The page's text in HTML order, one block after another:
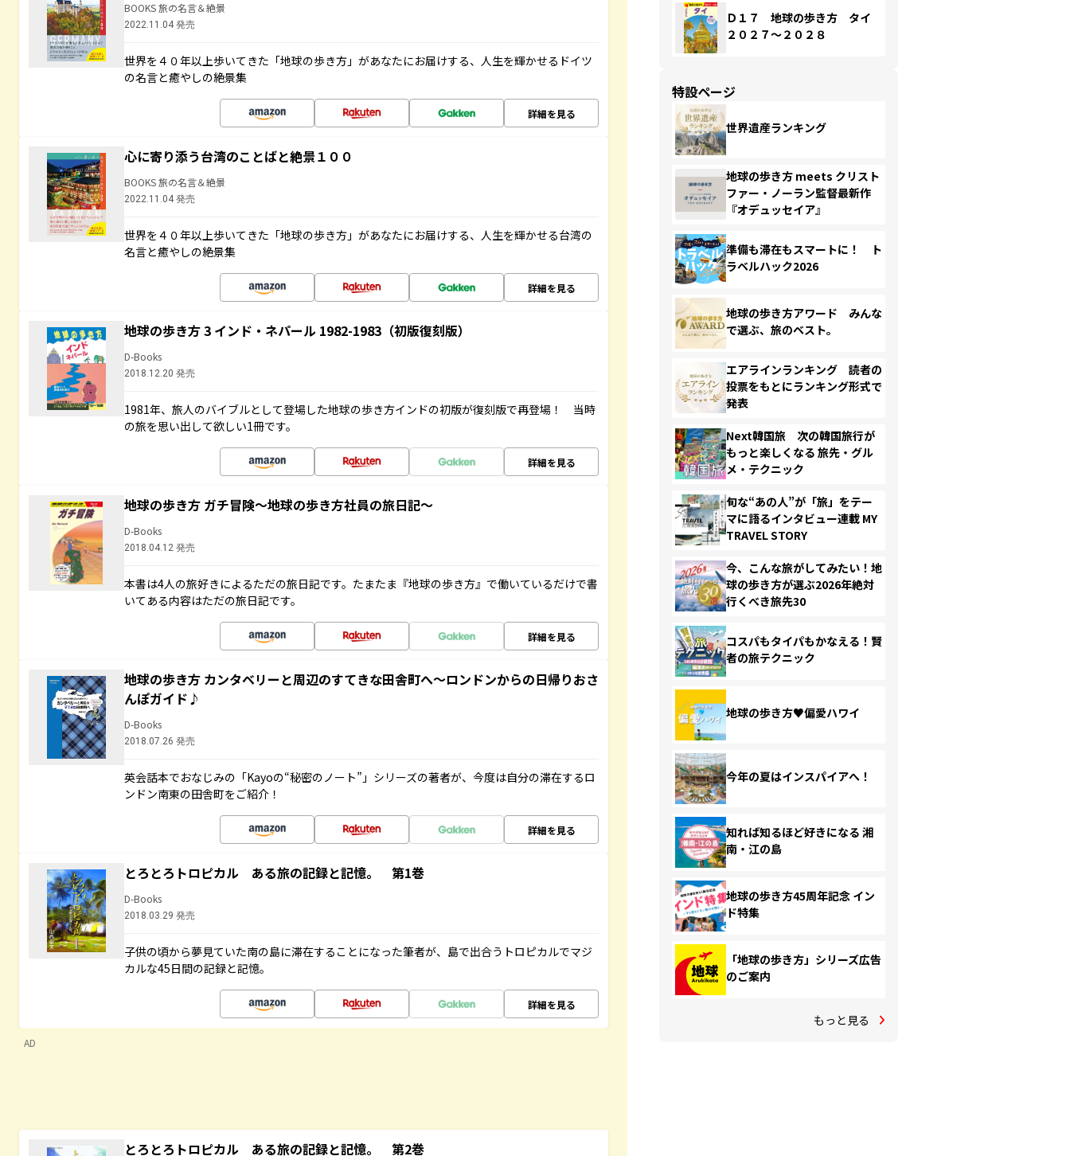
BOOKS 旅の名言＆絶景
2022.11.04 発売
世界を４０年以上歩いてきた「地球の歩き方」があなたにお届けする、人生を輝かせるドイツ
の名言と癒やしの絶景集
詳細を見る
心に寄り添う台湾のことばと絶景１００
BOOKS 旅の名言＆絶景
2022.11.04 発売
世界を４０年以上歩いてきた「地球の歩き方」があなたにお届けする、人生を輝かせる台湾の
名言と癒やしの絶景集
詳細を見る
地球の歩き方 3 インド・ネパール 1982-1983（初版復刻版）
D-Books
2018.12.20 発売
1981年、旅人のバイブルとして登場した地球の歩き方インドの初版が復刻版で再登場！ 当時
の旅を思い出して欲しい1冊です。
詳細を見る
地球の歩き方 ガチ冒険～地球の歩き方社員の旅日記～
D-Books
2018.04.12 発売
本書は4人の旅好きによるただの旅日記です。たまたま『地球の歩き方』で働いているだけで書
いてある内容はただの旅日記です。
詳細を見る
地球の歩き方 カンタベリーと周辺のすてきな田舎町へ～ロンドンからの日帰りおさ
んぽガイド♪
D-Books
2018.07.26 発売
英会話本でおなじみの「Kayoの“秘密のノート”」シリーズの著者が、今度は自分の滞在するロ
ンドン南東の田舎町をご紹介！
詳細を見る
とろとろトロピカル ある旅の記録と記憶。 第1巻
D-Books
2018.03.29 発売
子供の頃から夢見ていた南の島に滞在することになった筆者が、島で出合うトロピカルでマジ
カルな45日間の記録と記憶。
詳細を見る
AD
とろとろトロピカル ある旅の記録と記憶。 第2巻
Ｄ１７ 地球の歩き方 タイ
２０２７～２０２８
特設ページ
世界遺産ランキング
地球の歩き方 meets クリスト
ファー・ノーラン監督最新作
『オデュッセイア』
準備も滞在もスマートに！ ト
ラベルハック2026
地球の歩き方アワード みんな
で選ぶ、旅のベスト。
エアラインランキング 読者の
投票をもとにランキング形式で
発表
Next韓国旅 次の韓国旅行が
もっと楽しくなる 旅先・グル
メ・テクニック
旬な“あの人”が「旅」をテー
マに語るインタビュー連載 MY
TRAVEL STORY
今、こんな旅がしてみたい！地
球の歩き方が選ぶ2026年絶対
行くべき旅先30
コスパもタイパもかなえる！賢
者の旅テクニック
地球の歩き方♥偏愛ハワイ
今年の夏はインスパイアへ！
知れば知るほど好きになる 湘
南・江の島
地球の歩き方45周年記念 イン
ド特集
「地球の歩き方」シリーズ広告
のご案内
もっと見る